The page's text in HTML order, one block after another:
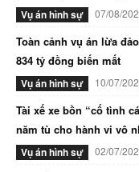
Vụ án hình sự 07/08/
Toàn cảnh vụ án lừa
834 tỷ đồng biến mất
Vụ án hình sự 10/07/
Tài xế xe bồn “cố tình
năm tù cho hành vi vô
Vụ án hình sự 02/07/